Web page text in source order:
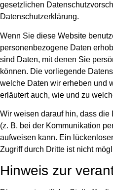
gesetzlichen
Datenschutzerklärung.
Wenn Sie diese Website
personenbezogene Daten
sind Daten, mit denen Sie
können. Die vorliegende
welche Daten wir erheben und
erläutert auch, wie und zu
Wir weisen darauf hin, dass die
(z. B. bei der Kommunikation
aufweisen kann. Ein
Zugriff durch Dritte ist nicht
Hinweis zur